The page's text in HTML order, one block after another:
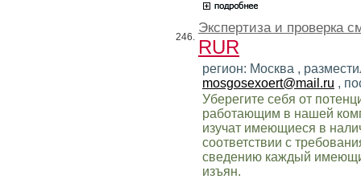
246.
Экспертиза и проверка
RUR
регион: Москва ,
mosgosexoert@mail.ru ,
Уберегите себя от
работающим в нашей
изучат имеющиеся в
соответствии с
сведению каждый
изъян.